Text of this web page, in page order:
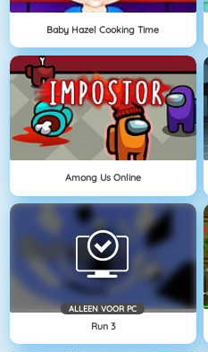
Baby Hazel Cooking Time
Among Us Online
ALLEEN VOOR PC
Run 3